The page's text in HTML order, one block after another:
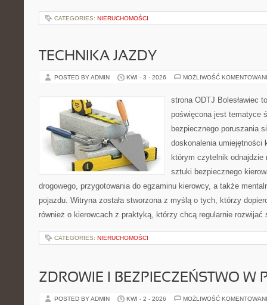
CATEGORIES: NIERUCHOMOŚCI
TECHNIKA JAZDY
POSTED BY ADMIN KWI - 3 - 2026 MOŻLIWOŚĆ
strona ODTJ Bolesławiec
poświęcona jest tematyce
bezpiecznego poruszania
doskonalenia umiejętności
którym czytelnik odnajdzie
sztuki bezpiecznego
drogowego, przygotowania do egzaminu kierowcy, a także
pojazdu. Witryna została stworzona z myślą o tych, którzy
również o kierowcach z praktyką, którzy chcą regularnie
CATEGORIES: NIERUCHOMOŚCI
ZDROWIE I BEZPIECZEŃSTWO W
POSTED BY ADMIN KWI - 2 - 2026 MOŻLIWOŚĆ